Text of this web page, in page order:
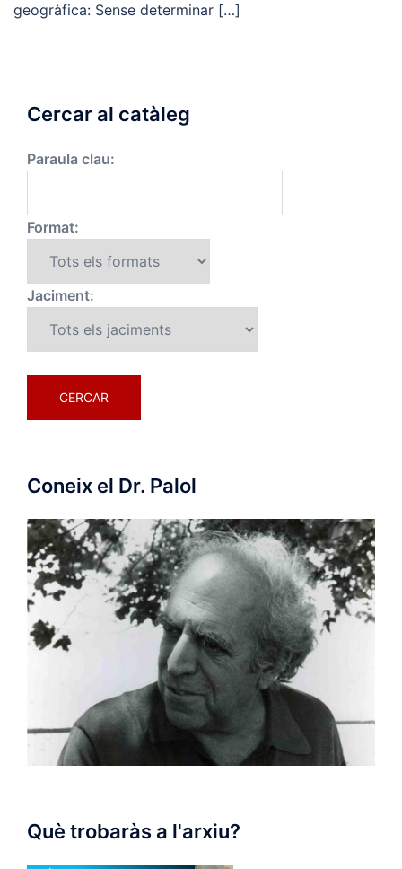
geogràfica: Sense determinar […]
Cercar al catàleg
Paraula clau:
Format:
Jaciment:
Coneix el Dr. Palol
Què trobaràs a l'arxiu?